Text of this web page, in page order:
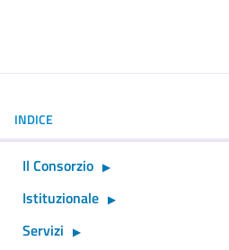
INDICE
Il Consorzio
Istituzionale
Servizi